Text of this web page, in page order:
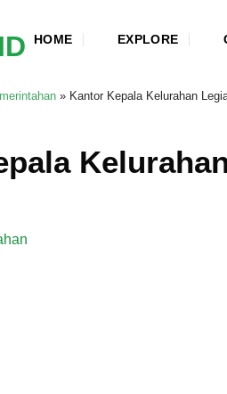
HOME EXPLORE
» Kantor Kepala Kelurahan